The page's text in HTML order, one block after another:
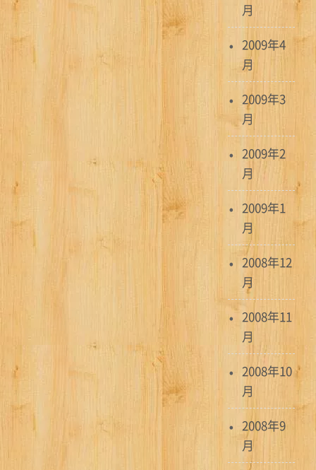
月
2009年4
月
2009年3
月
2009年2
月
2009年1
月
2008年12
月
2008年11
月
2008年10
月
2008年9
月